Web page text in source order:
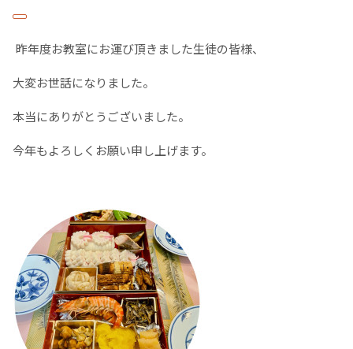
昨年度お教室にお運び頂きました生徒の皆様、
大変お世話になりました。
本当にありがとうございました。
今年もよろしくお願い申し上げます。